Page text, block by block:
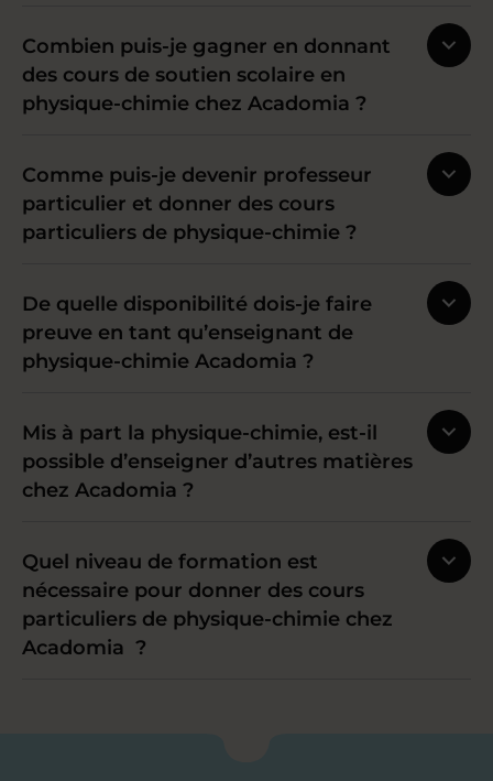
Combien puis-je gagner en donnant
des cours de soutien scolaire en
physique-chimie chez Acadomia ?
Comme puis-je devenir professeur
particulier et donner des cours
particuliers de physique-chimie ?
De quelle disponibilité dois-je faire
preuve en tant qu’enseignant de
physique-chimie Acadomia ?
Mis à part la physique-chimie, est-il
possible d’enseigner d’autres matières
chez Acadomia ?
Quel niveau de formation est
nécessaire pour donner des cours
particuliers de physique-chimie chez
Acadomia ?